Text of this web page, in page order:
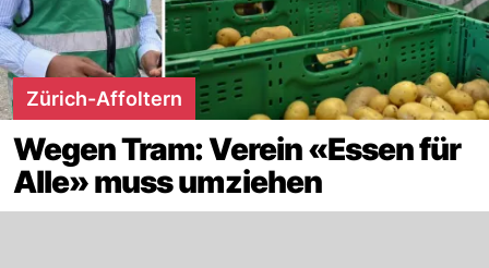
Zürich-Affoltern
Wegen Tram: Verein «Essen für
Alle» muss umziehen